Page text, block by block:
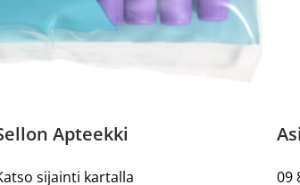
Apteekki
sijainti kartalla
09